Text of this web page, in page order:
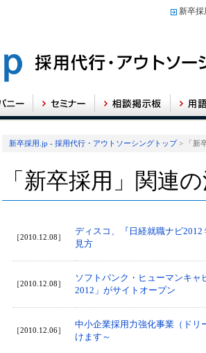
新卒採
新卒採用.jp - 採用代行・アウトソーシングトップ> 「新
「新卒採用」関連
［2010.12.08］
ディスコ、『日経就職ナビ
見方
［2010.12.08］
ソフトバンク・ヒューマンキ
2012」がサイトオープン
［2010.12.06］
中小企業採用力強化事業（ドリ
けます～